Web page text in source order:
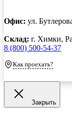
Офис: ул.
Склад: г. Химки,
8 (800) 500-54-37
Как проехать?
Закрыть